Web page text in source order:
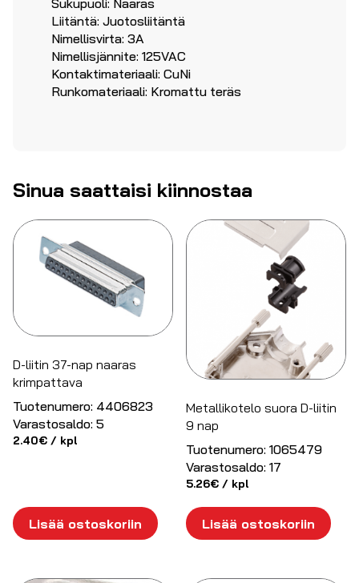
Sukupuoli: Naaras
Liitäntä: Juotosliitäntä
Nimellisvirta: 3A
Nimellisjännite: 125VAC
Kontaktimateriaali: CuNi
Runkomateriaali: Kromattu teräs
Sinua saattaisi kiinnostaa
D-liitin 37-nap naaras
krimpattava
Tuotenumero: 4406823
Varastosaldo: 5
2.40€ / kpl
Lisää ostoskoriin
Metallikotelo suora D-liitin
9 nap
Tuotenumero: 1065479
Varastosaldo: 17
5.26€ / kpl
Lisää ostoskoriin